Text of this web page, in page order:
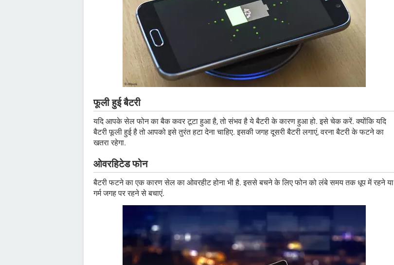
फूली हुई बैटरी
यदि आपके सेल फोन का बैक कवर टूटा हुआ है, तो संभव है ये बैटरी के कारण हुआ हो. इसे चेक करें. क्योंकि यदि
बैटरी फूली हुई है तो आपको इसे तुरंत हटा देना चाहिए. इसकी जगह दूसरी बैटरी लगाएं, वरना बैटरी के फटने का
खतरा रहेगा.
ओवरहिटेड फोन
बैटरी फटने का एक कारण सेल का ओवरहीट होना भी है. इससे बचने के लिए फोन को लंबे समय तक धूप में रहने या
गर्म जगह पर रहने से बचाएं.